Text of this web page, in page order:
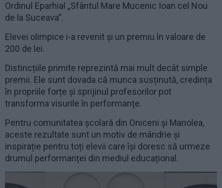
Ordinul Eparhial „Sfântul Mare Mucenic Ioan cel Nou
de la Suceava”.
Elevei olimpice i-a revenit și un premiu în valoare de
200 de lei.
Distincțiile primite reprezintă mai mult decât simple
premii. Ele sunt dovada că munca susținută, credința
în propriile forțe și sprijinul profesorilor pot
transforma visurile în performanțe.
Pentru comunitatea școlară din Oniceni și Manolea,
aceste rezultate sunt un motiv de mândrie și
inspirație pentru toți elevii care își doresc să urmeze
drumul performanței din mediul educațional.